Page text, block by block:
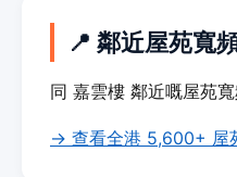
📍 鄰近屋苑寬
同 嘉雲樓 鄰近嘅屋苑寬
→ 查看全港 5,600+ 屋